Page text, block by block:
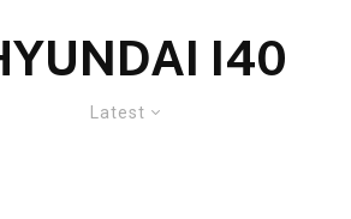
I40
Latest